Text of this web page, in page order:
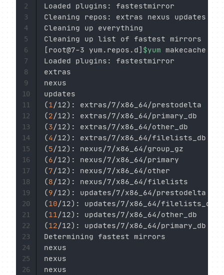
Loaded plugins: fastestmirror
Cleaning repos: extras nexus updates
Cleaning up everything
[root@7-3 yum.repos.d] $yum makecache
Loaded plugins: fastestmirror
(1/12) :
(2/12) :
(3/12) :
(4/12) :
(5/12) :
(6/12) :
(7/12) :
(8/12) :
(9/12) :
(10/12) :
(11/12) :
(12/12) :
Determining fastest mirrors
2
3
4
5
6
7
8
9
10
11
12
13
14
15
16
17
18
19
20
21
22
23
24
25
26